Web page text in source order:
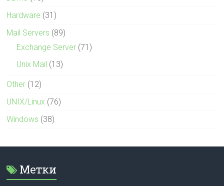
Hardware (31)
Mail Servers (89)
Exchange Server (71)
Unix Mail (13)
Other (12)
UNIX/Linux (76)
Windows (38)
Метки